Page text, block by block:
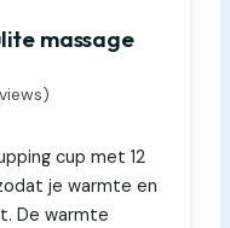
massage
cup met 12
je warmte en
De warmte